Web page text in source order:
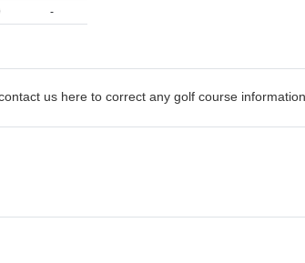
-
us here to correct any golf course